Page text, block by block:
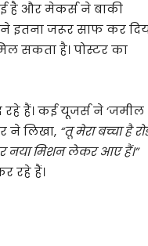
है और मेकर्स ने बाकी
ने इतना जरूर साफ कर
सकता है। पोस्टर का
हैं। कई यूजर्स ने ‘जमील
ने लिखा, “तू मेरा बच्चा है
नया मिशन लेकर आए हैं।”
रहे हैं।